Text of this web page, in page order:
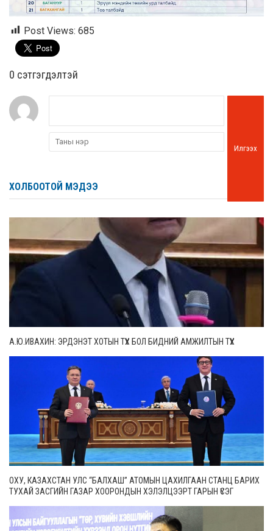
Post Views: 685
0 cэтгэгдэлтэй
Илгээх
ХОЛБООТОЙ МЭДЭЭ
А.Ю.ИВАХИН: ЭРДЭНЭТ ХОТЫН ТҮҮХ БОЛ БИДНИЙ АМЖИЛТЫН ТҮҮХ
ОХУ, КАЗАХСТАН УЛС “БАЛХАШ” АТОМЫН ЦАХИЛГААН СТАНЦ БАРИХ
ТУХАЙ ЗАСГИЙН ГАЗАР ХООРОНДЫН ХЭЛЭЛЦЭЭРТ ГАРЫН ҮСЭГ